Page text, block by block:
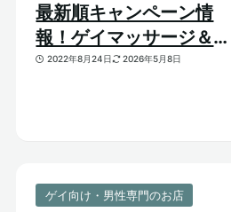
最新順キャンペーン情
報！ゲイマッサージ＆メ
ンズ向けサロンのお得割
2022年8月24日 2026年5月8日
ゲイ向け・男性専門のお店